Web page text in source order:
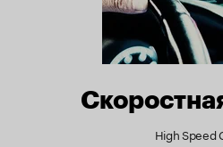
High Speed